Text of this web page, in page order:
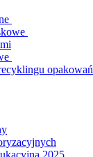
opakowań